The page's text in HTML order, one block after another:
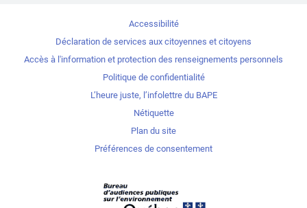
Accessibilité
Déclaration de services aux citoyennes et citoyens
Accès à l'information et protection des renseignements personnels
Politique de confidentialité
L’heure juste, l’infolettre du BAPE
Nétiquette
Plan du site
Préférences de consentement